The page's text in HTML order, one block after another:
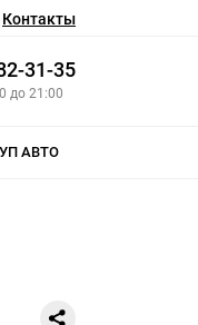
Контакты
31-35
до 21:00
АВТО